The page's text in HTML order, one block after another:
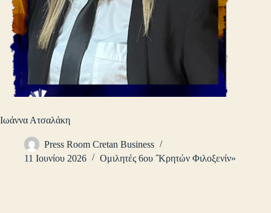
Ιωάννα Ατσαλάκη
Press Room Cretan Business
11 Ιουνίου 2026
Ομιλητές 6ου ΅Κρητών Φιλοξενίν»